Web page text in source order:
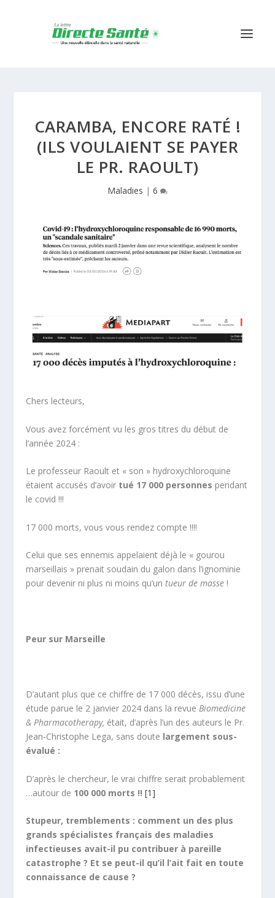
CARAMBA, ENCORE RATÉ !
(ILS VOULAIENT SE PAYER
LE PR. RAOULT)
Maladies | 6
Chers lecteurs,
Vous avez forcément vu les gros titres du début de
l’année 2024 :
Le professeur Raoult et « son » hydroxychloroquine
étaient accusés d’avoir tué 17 000 personnes pendant
le covid !!!
17 000 morts, vous vous rendez compte !!!!
Celui que ses ennemis appelaient déjà le « gourou
marseillais » prenait soudain du galon dans l’ignominie
pour devenir ni plus ni moins qu’untueur de masse !
Peur sur Marseille
D’autant plus que ce chiffre de 17 000 décès, issu d’une
étude parue le 2 janvier 2024 dans la revueBiomedicine
& Pharmacotherapy, était, d’après l’un des auteurs le Pr.
Jean-Christophe Lega, sans doute largement sous-
évalué :
D’après le chercheur, le vrai chiffre serait probablement
…autour de 100 000 morts !! [1]
Stupeur, tremblements : comment un des plus
grands spécialistes français des maladies
infectieuses avait-il pu contribuer à pareille
catastrophe ? Et se peut-il qu’il l’ait fait en toute
connaissance de cause ?